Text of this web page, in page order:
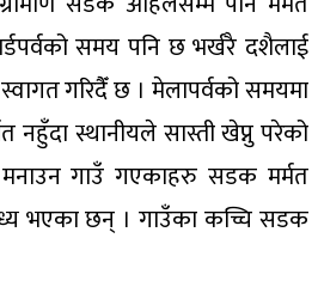
समय पनि छ भर्खरै दशैलाई
स्वागत गरिदैँ छ । मेलापर्वको समयमा
नहुँदा स्थानीयले सास्ती खेप्नु परेको
गाउँ गएकाहरु सडक मर्मत
भएका छन् । गाउँका कच्चि सडक